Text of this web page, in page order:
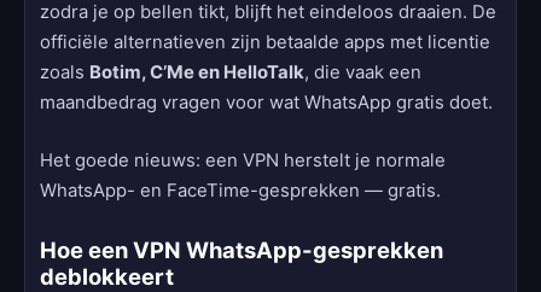
zodra je op bellen tikt, blijft het eindeloos draaien. De
officiële alternatieven zijn betaalde apps met licentie
zoals Botim, C’Me en HelloTalk, die vaak een
maandbedrag vragen voor wat WhatsApp gratis doet.
Het goede nieuws: een VPN herstelt je normale
WhatsApp- en FaceTime-gesprekken — gratis.
Hoe een VPN WhatsApp-gesprekken
deblokkeert